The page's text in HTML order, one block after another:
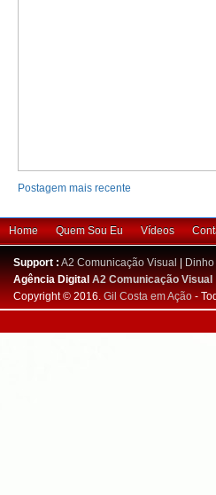
Postagem mais recente
Home Quem Sou Eu Vídeos
Support : A2 Comunicação Visual |
Agência DigitalA2 Comunicação Visual
Copyright © 2016. Gil Costa em Ação -